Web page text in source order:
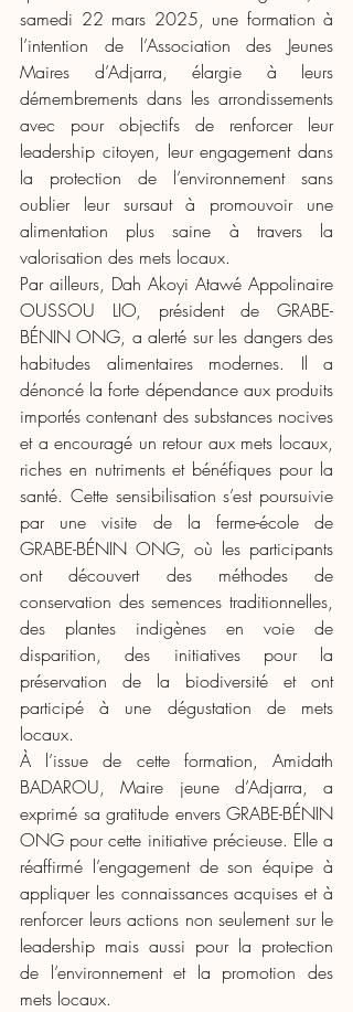
samedi 22 mars 2025, une formation à
l’intention de l’Association des Jeunes
Maires d’Adjarra, élargie à leurs
démembrements dans les arrondissements
avec pour objectifs de renforcer leur
leadership citoyen, leur engagement dans
la protection de l’environnement sans
oublier leur sursaut à promouvoir une
alimentation plus saine à travers la
valorisation des mets locaux.
Par ailleurs, Dah Akoyi Atawé Appolinaire
OUSSOU LIO, président de GRABE-
BÉNIN ONG, a alerté sur les dangers des
habitudes alimentaires modernes. Il a
dénoncé la forte dépendance aux produits
importés contenant des substances nocives
et a encouragé un retour aux mets locaux,
riches en nutriments et bénéfiques pour la
santé. Cette sensibilisation s’est poursuivie
par une visite de la ferme-école de
GRABE-BÉNIN ONG, où les participants
ont découvert des méthodes de
conservation des semences traditionnelles,
des plantes indigènes en voie de
disparition, des initiatives pour la
préservation de la biodiversité et ont
participé à une dégustation de mets
locaux.
À l’issue de cette formation, Amidath
BADAROU, Maire jeune d’Adjarra, a
exprimé sa gratitude envers GRABE-BÉNIN
ONG pour cette initiative précieuse. Elle a
réaffirmé l’engagement de son équipe à
appliquer les connaissances acquises et à
renforcer leurs actions non seulement sur le
leadership mais aussi pour la protection
de l’environnement et la promotion des
mets locaux.